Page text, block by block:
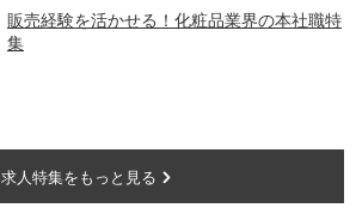
販売経験を活かせる！化粧品業界の本社職特
集
求人特集をもっと見る